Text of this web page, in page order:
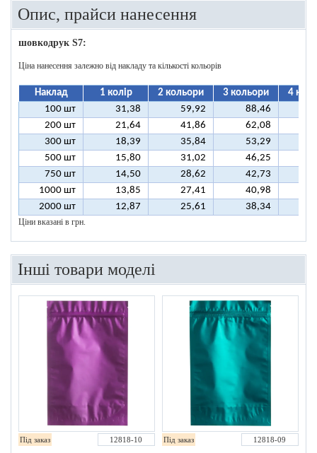
Опис, прайси нанесення
шовкодрук S7:
Ціна нанесення залежно від накладу та кількості кольорів
Наклад 1 колір 2 кольори 3 кольори
4
100 шт
31,38 59,92 88,46
200 шт
21,64 41,86 62,08
300 шт
18,39 35,84 53,29
500 шт
15,80 31,02 46,25
750 шт
14,50 28,62 42,73
1000 шт
13,85 27,41 40,98
2000 шт
12,87 25,61 38,34
Ціни вказані в грн.
Інші товари моделі
Під заказ 12818-10 Під заказ 12818-09